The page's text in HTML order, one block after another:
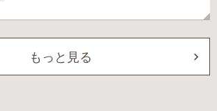
もっと見る